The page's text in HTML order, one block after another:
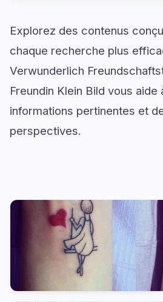
Explorez des contenus
chaque recherche plus
Verwunderlich
Freundin Klein Bild vous
informations pertinentes et
perspectives.